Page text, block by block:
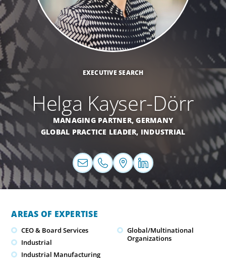
EXECUTIVE SEARCH
Helga Kayser-Dörr
MANAGING PARTNER,GERMANY
GLOBAL PRACTICE LEADER, INDUSTRIAL
AREAS OF EXPERTISE
CEO & Board Services
Industrial
Industrial Manufacturing
Global/Multinational
Organizations